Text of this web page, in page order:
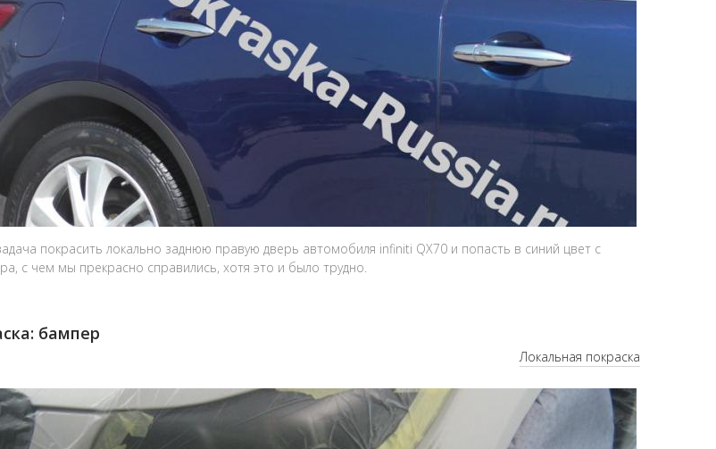
покрасить локально заднюю правую дверь автомобиля infiniti QX70 и попасть в синий цвет с
с чем мы прекрасно справились, хотя это и было трудно.
бампер
Локальная покраска